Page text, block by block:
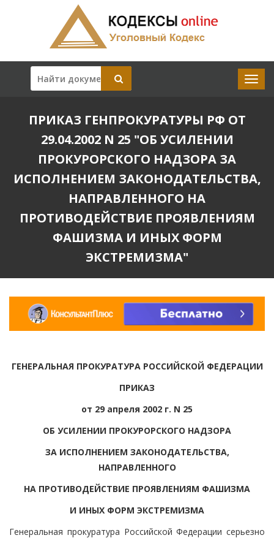
ПРИКАЗ ГЕНПРОКУРАТУРЫ РФ ОТ
29.04.2002 N 25 "ОБ УСИЛЕНИИ
ПРОКУРОРСКОГО НАДЗОРА ЗА
ИСПОЛНЕНИЕМ ЗАКОНОДАТЕЛЬСТВА,
НАПРАВЛЕННОГО НА
ПРОТИВОДЕЙСТВИЕ ПРОЯВЛЕНИЯМ
ФАШИЗМА И ИНЫХ ФОРМ
ЭКСТРЕМИЗМА"
ГЕНЕРАЛЬНАЯ ПРОКУРАТУРА РОССИЙСКОЙ ФЕДЕРАЦИИ
ПРИКАЗ
от 29 апреля 2002 г. N 25
ОБ УСИЛЕНИИ ПРОКУРОРСКОГО НАДЗОРА
ЗА ИСПОЛНЕНИЕМ ЗАКОНОДАТЕЛЬСТВА,
НАПРАВЛЕННОГО
НА ПРОТИВОДЕЙСТВИЕ ПРОЯВЛЕНИЯМ ФАШИЗМА
И ИНЫХ ФОРМ ЭКСТРЕМИЗМА
Генеральная прокуратура Российской Федерации серьезно